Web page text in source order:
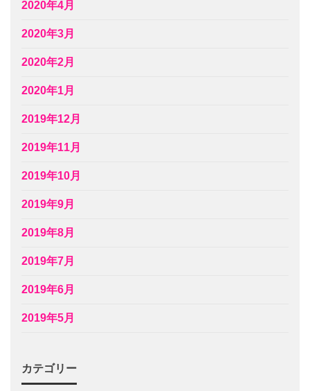
2020年4月
2020年3月
2020年2月
2020年1月
2019年12月
2019年11月
2019年10月
2019年9月
2019年8月
2019年7月
2019年6月
2019年5月
カテゴリー